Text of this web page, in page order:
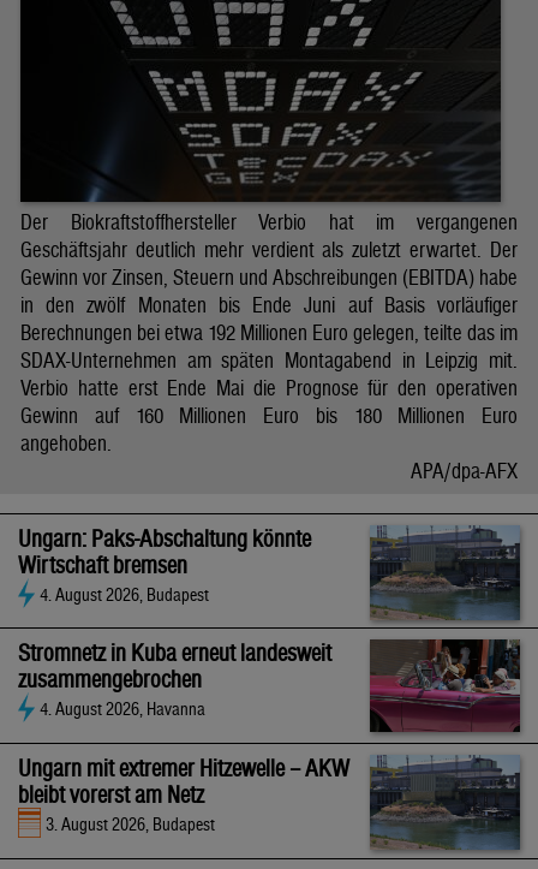
Der Biokraftstoffhersteller Verbio hat im vergangenen
Geschäftsjahr deutlich mehr verdient als zuletzt erwartet. Der
Gewinn vor Zinsen, Steuern und Abschreibungen (EBITDA) habe
in den zwölf Monaten bis Ende Juni auf Basis vorläufiger
Berechnungen bei etwa 192 Millionen Euro gelegen, teilte das im
SDAX-Unternehmen am späten Montagabend in Leipzig mit.
Verbio hatte erst Ende Mai die Prognose für den operativen
Gewinn auf 160 Millionen Euro bis 180 Millionen Euro
angehoben.
APA/dpa-AFX
Ungarn: Paks-Abschaltung könnte
Wirtschaft bremsen
4. August 2026, Budapest
Stromnetz in Kuba erneut landesweit
zusammengebrochen
4. August 2026, Havanna
Ungarn mit extremer Hitzewelle – AKW
bleibt vorerst am Netz
3. August 2026, Budapest